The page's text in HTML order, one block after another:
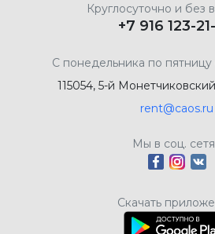
Круглосуточно и без
+7 916 123-
С понедельника по пятницу
115054, 5-й
rent@caos.ru
Мы в соц.
Скачать